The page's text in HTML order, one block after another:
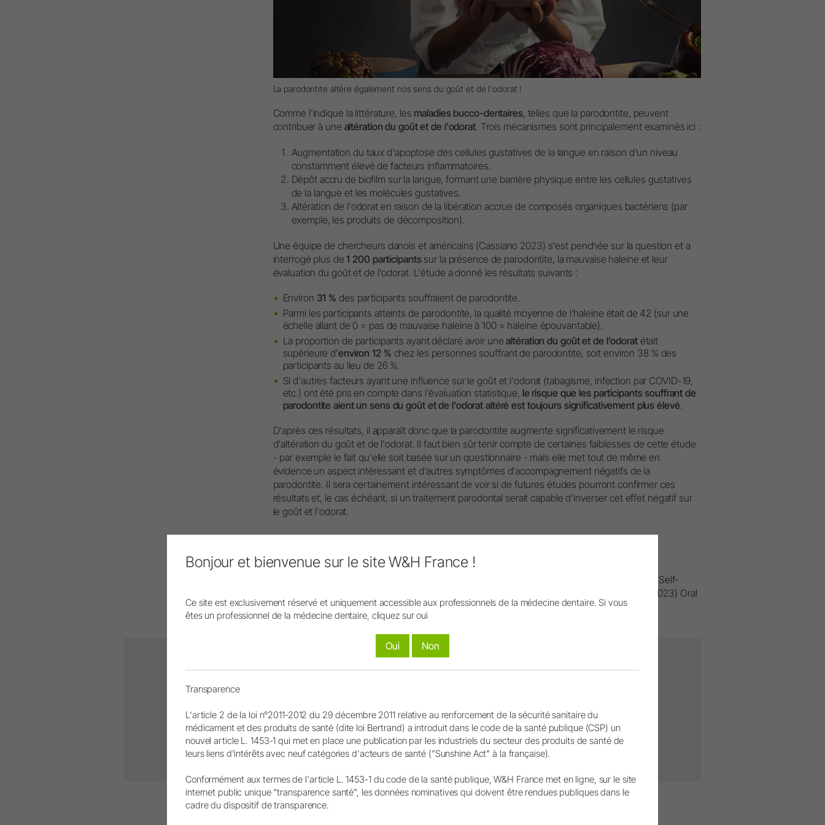
La parodontite altère également nos sens du goût et de l'odorat !
Comme l'indique la littérature, les maladies bucco-dentaires, telles que la parodontite, peuvent
contribuer à une altération du goût et de l'odorat. Trois mécanismes sont principalement examinés ici :
Augmentation du taux d'apoptose des cellules gustatives de la langue en raison d'un niveau
constamment élevé de facteurs inflammatoires.
Dépôt accru de biofilm sur la langue, formant une barrière physique entre les cellules gustatives
de la langue et les molécules gustatives.
Altération de l'odorat en raison de la libération accrue de composés organiques bactériens (par
exemple, les produits de décomposition).
Une équipe de chercheurs danois et américains (Cassiano 2023) s'est penchée sur la question et a
interrogé plus de1 200 participantssur la présence de parodontite, la mauvaise haleine et leur
évaluation du goût et de l'odorat. L'étude a donné les résultats suivants :
Environ 31 % des participants souffraient de parodontite.
Parmi les participants atteints de parodontite, la qualité moyenne de l'haleine était de 42 (sur une
échelle allant de 0 = pas de mauvaise haleine à 100 = haleine épouvantable).
La proportion de participants ayant déclaré avoir unealtération du goût et de l'odoratétait
supérieure d'environ 12 % chez les personnes souffrant de parodontite, soit environ 38 % des
participants au lieu de 26 %.
Si d'autres facteurs ayant une influence sur le goût et l'odorat (tabagisme, infection par COVID-19,
etc.) ont été pris en compte dans l'évaluation statistique, le risque que les participants souffrant de
parodontite aient un sens du goût et de l'odorat altéré est toujours significativement plus élevé.
D'après ces résultats, il apparaît donc que la parodontite augmente significativement le risque
d'altération du goût et de l'odorat. Il faut bien sûr tenir compte de certaines faiblesses de cette étude
- par exemple le fait qu'elle soit basée sur un questionnaire - mais elle met tout de même en
évidence un aspect intéressant et d'autres symptômes d'accompagnement négatifs de la
parodontite. Il sera certainement intéressant de voir si de futures études pourront confirmer ces
résultats et, le cas échéant, si un traitement parodontal serait capable d'inverser cet effet négatif sur
le goût et l'odorat.
Cassiano LS, Ribeiro AP, Peres MA, Lopez R, Fjaeldstad A, Marchini L, Nascimento GG. Self-
reported periodontitis association with impaired smell and taste: A multicenter survey (2023) Oral
Dis, doi: 10.1111/odi.14601.
Connexion et inscription
Pour enregistrer un produit W&H, vous devez être connecté ou créer un nouveau compte.
S'inscrire
Pas encore membre ? Inscrivez-vous ici !
Mot de passe oublié ?
Bonjour et bienvenue sur le site W&H France !
Ce site est exclusivement réservé et uniquement accessible aux professionnels de la médecine dentaire. Si vous
êtes un professionnel de la médecine dentaire, cliquez sur oui
Oui Non
Transparence
L'article 2 de la loi n°2011-2012 du 29 décembre 2011 relative au renforcement de la sécurité sanitaire du
médicament et des produits de santé (dite loi Bertrand) a introduit dans le code de la santé publique (CSP) un
nouvel article L. 1453-1 qui met en place une publication par les industriels du secteur des produits de santé de
leurs liens d'intérêts avec neuf catégories d'acteurs de santé ("Sunshine Act" à la française).
Conformément aux termes de l'article L. 1453-1 du code de la santé publique, W&H France met en ligne, sur le site
internet public unique "transparence santé", les données nominatives qui doivent être rendues publiques dans le
cadre du dispositif de transparence.